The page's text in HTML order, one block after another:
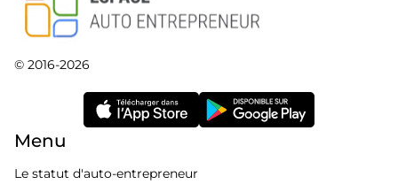
© 2016-2026
Menu
Le statut d'auto-entrepreneur